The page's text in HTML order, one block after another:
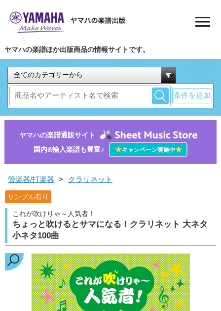
ヤマハの楽譜ほか出版商品の情報サイトです。
条件を追加
ヤマハの楽譜通販サイト
国内&輸入楽譜も豊富♪
★キャンペーン実施中★
管楽器/打楽器 > クラリネット
サンプル有り
これが吹けりゃ～人気者！
ちょっと吹けるとサマになる！クラリネット 大ネタ
小ネタ100曲